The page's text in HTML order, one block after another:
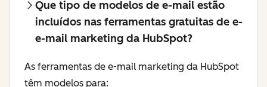
Que tipo de modelos de e-mail estão
incluídos nas ferramentas gratuitas de e-
e-mail marketing da HubSpot?
As ferramentas de e-mail marketing da HubSpot
têm modelos para: